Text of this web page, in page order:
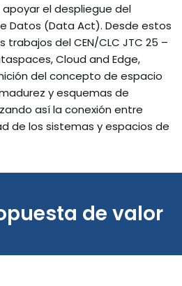
el despliegue del
Datos (Data Act). Desde estos
del CEN/CLC JTC 25 –
Cloud and Edge,
del concepto de espacio
y esquemas de
así la conexión entre
de los sistemas y espacios de
de valor